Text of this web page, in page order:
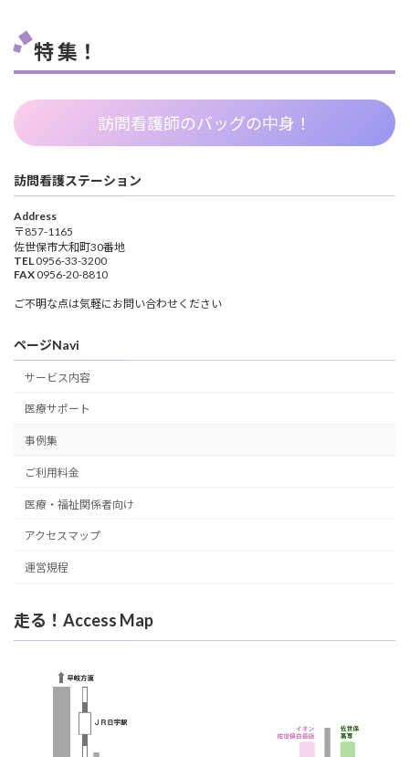
特 集！
訪問看護師のバッグの中身！
訪問看護ステーション
Address
〒857-1165
佐世保市大和町30番地
TEL 0956-33-3200
FAX 0956-20-8810
ご不明な点は気軽にお問い合わせください
ページNavi
サービス内容
医療サポート
事例集
ご利用料金
医療・福祉関係者向け
アクセスマップ
運営規程
走る！Access Map